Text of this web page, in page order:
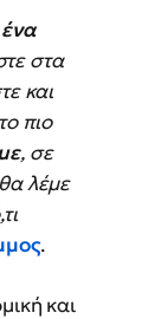
στα
και
πιο
, σε
λέμε
.
και